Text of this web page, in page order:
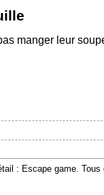
manger leur
: Escape game. Tous